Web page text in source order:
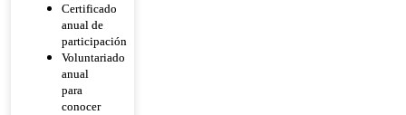
Certificado
anual de
participación
Voluntariado
anual
para
conocer